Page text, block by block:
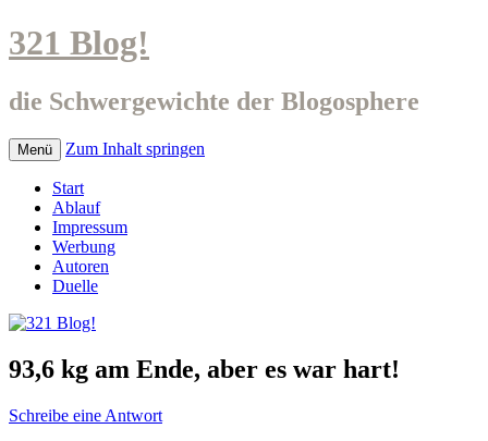
321 Blog!
die Schwergewichte der Blogosphere
Menü Zum Inhalt springen
Start
Ablauf
Impressum
Werbung
Autoren
Duelle
93,6 kg am Ende, aber es war hart!
Schreibe eine Antwort